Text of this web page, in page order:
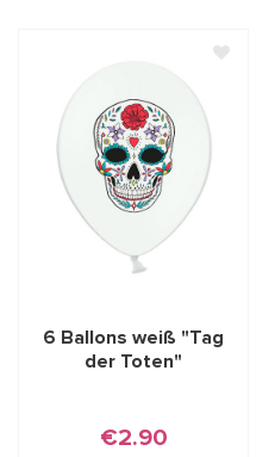
6 Ballons weiß "Tag
der Toten"
€2.90